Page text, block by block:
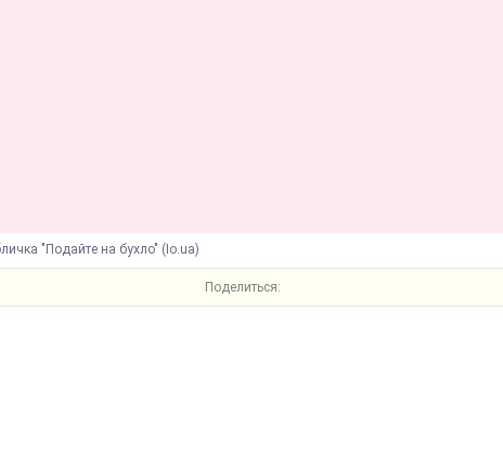
"Подайте на бухло" (Io.ua)
Поделиться: